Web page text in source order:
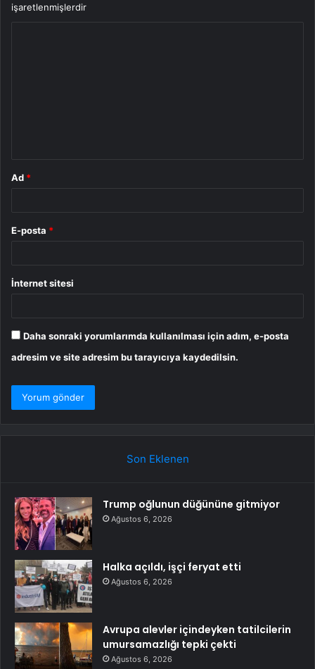
işaretlenmişlerdir
Ad *
E-posta *
İnternet sitesi
Daha sonraki yorumlarımda kullanılması için adım, e-posta
adresim ve site adresim bu tarayıcıya kaydedilsin.
Son Eklenen
Trump oğlunun düğününe gitmiyor
Ağustos 6, 2026
Halka açıldı, işçi feryat etti
Ağustos 6, 2026
Avrupa alevler içindeyken tatilcilerin
umursamazlığı tepki çekti
Ağustos 6, 2026